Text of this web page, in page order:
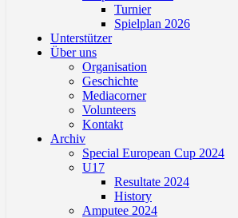
Turnier
Spielplan 2026
Unterstützer
Über uns
Organisation
Geschichte
Mediacorner
Volunteers
Kontakt
Archiv
Special European Cup 2024
U17
Resultate 2024
History
Amputee 2024